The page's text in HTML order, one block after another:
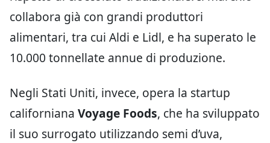
collabora già con grandi produttori
alimentari, tra cui Aldi e Lidl, e ha superato le
10.000 tonnellate annue di produzione.
Negli Stati Uniti, invece, opera la startup
californiana Voyage Foods, che ha sviluppato
il suo surrogato utilizzando semi d’uva,